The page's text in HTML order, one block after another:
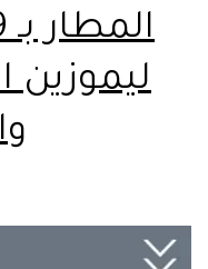
ليموزين